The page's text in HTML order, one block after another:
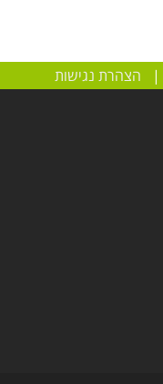
| הצהרת נגישות